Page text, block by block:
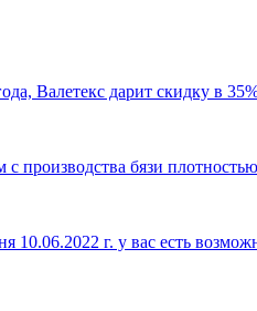
Валетекс дарит скидку в
с производства бязи
10.06.2022 г. у вас есть